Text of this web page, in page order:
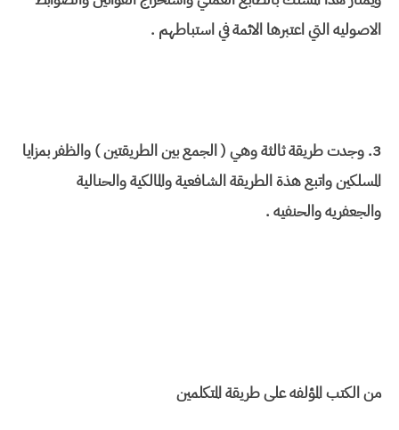
الاصوليه التي اعتبرها الائمة في استباطهم .
3. وجدت طريقة ثالثة وهي ( الجمع بين الطريقتين ) والظفر بمزايا
المسلكين واتبع هذة الطريقة الشافعية والمالكية والحنالية
والجعفريه والحنفيه .
من الكتب المؤلفه على طريقة المتكلمين